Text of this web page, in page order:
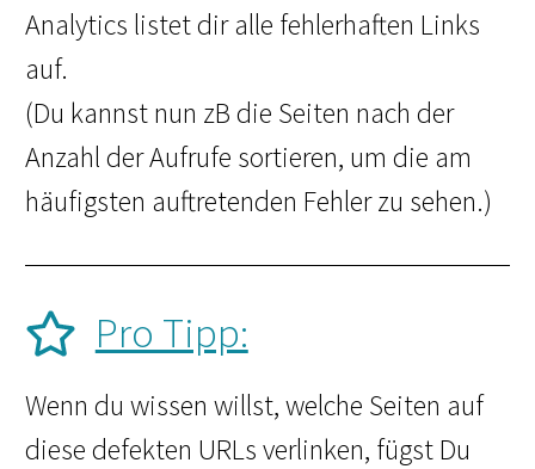
Analytics listet dir alle fehlerhaften Links
auf.
(Du kannst nun zB die Seiten nach der
Anzahl der Aufrufe sortieren, um die am
häufigsten auftretenden Fehler zu sehen.)
Pro Tipp:
Wenn du wissen willst, welche Seiten auf
diese defekten URLs verlinken, fügst Du